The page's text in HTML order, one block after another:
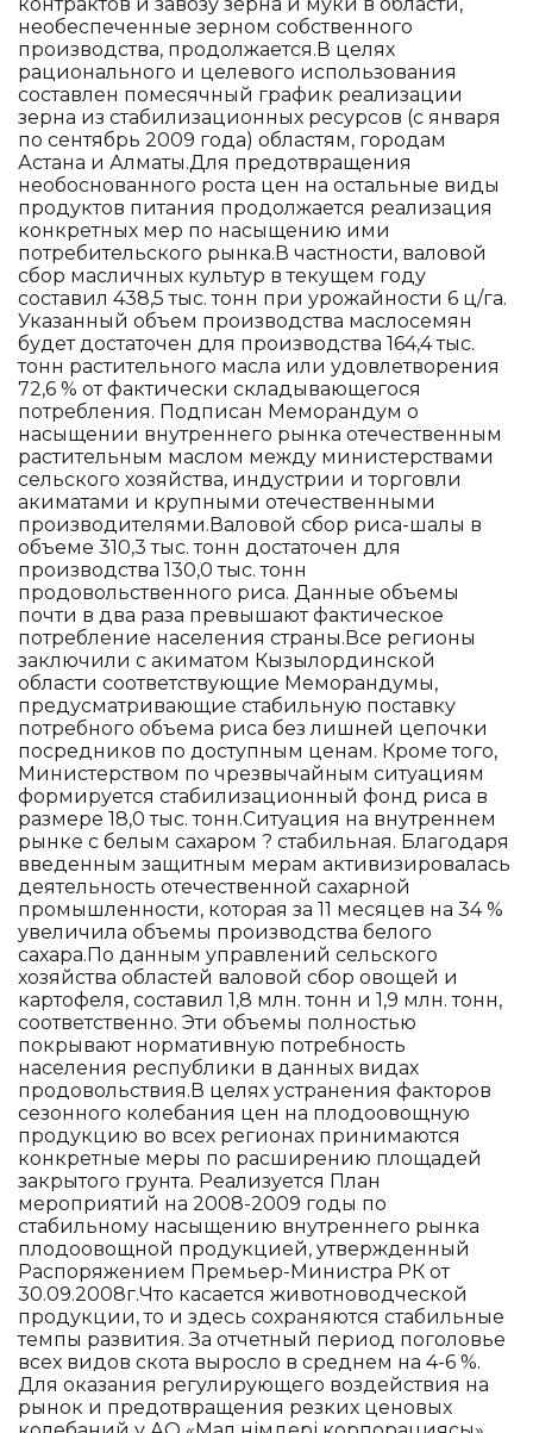
необеспеченные зерном собственного
производства, продолжается.В целях
рационального и целевого использования
составлен помесячный график реализации
зерна из стабилизационных ресурсов (с января
по сентябрь 2009 года) областям, городам
Астана и Алматы.Для предотвращения
необоснованного роста цен на остальные виды
продуктов питания продолжается реализация
конкретных мер по насыщению ими
потребительского рынка.В частности, валовой
сбор масличных культур в текущем году
составил 438,5 тыс. тонн при урожайности 6 ц/га.
Указанный объем производства маслосемян
будет достаточен для производства 164,4 тыс.
тонн растительного масла или удовлетворения
72,6 % от фактически складывающегося
потребления. Подписан Меморандум о
насыщении внутреннего рынка отечественным
растительным маслом между министерствами
сельского хозяйства, индустрии и торговли
акиматами и крупными отечественными
производителями.Валовой сбор риса-шалы в
объеме 310,3 тыс. тонн достаточен для
производства 130,0 тыс. тонн
продовольственного риса. Данные объемы
почти в два раза превышают фактическое
потребление населения страны.Все регионы
заключили с акиматом Кызылординской
области соответствующие Меморандумы,
предусматривающие стабильную поставку
потребного объема риса без лишней цепочки
посредников по доступным ценам. Кроме того,
Министерством по чрезвычайным ситуациям
формируется стабилизационный фонд риса в
размере 18,0 тыс. тонн.Ситуация на внутреннем
рынке с белым сахаром ? стабильная. Благодаря
введенным защитным мерам активизировалась
деятельность отечественной сахарной
промышленности, которая за 11 месяцев на 34 %
увеличила объемы производства белого
сахара.По данным управлений сельского
хозяйства областей валовой сбор овощей и
картофеля, составил 1,8 млн. тонн и 1,9 млн. тонн,
соответственно. Эти объемы полностью
покрывают нормативную потребность
населения республики в данных видах
продовольствия.В целях устранения факторов
сезонного колебания цен на плодоовощную
продукцию во всех регионах принимаются
конкретные меры по расширению площадей
закрытого грунта. Реализуется План
мероприятий на 2008-2009 годы по
стабильному насыщению внутреннего рынка
плодоовощной продукцией, утвержденный
Распоряжением Премьер-Министра РК от
30.09.2008г.Что касается животноводческой
продукции, то и здесь сохраняются стабильные
темпы развития. За отчетный период поголовье
всех видов скота выросло в среднем на 4-6 %.
Для оказания регулирующего воздействия на
рынок и предотвращения резких ценовых